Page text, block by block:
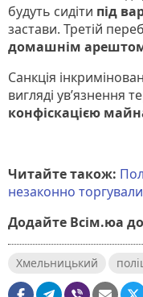
будуть сидіти під
застави. Третій
домашнім
Санкція
вигляді ув’язнення
конфіскацією
Читайте також:
незаконно
Додайте Всім.юа
Хмельницький